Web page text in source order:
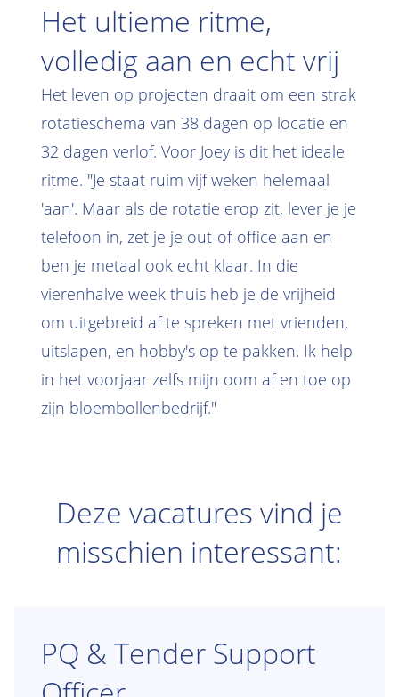
Het ultieme ritme,
volledig aan en echt vrij
Het leven op projecten draait om een strak
rotatieschema van 38 dagen op locatie en
32 dagen verlof. Voor Joey is dit het ideale
ritme. "Je staat ruim vijf weken helemaal
'aan'. Maar als de rotatie erop zit, lever je je
telefoon in, zet je je out-of-office aan en
ben je metaal ook echt klaar. In die
vierenhalve week thuis heb je de vrijheid
om uitgebreid af te spreken met vrienden,
uitslapen, en hobby's op te pakken. Ik help
in het voorjaar zelfs mijn oom af en toe op
zijn bloembollenbedrijf."
Deze vacatures vind je
misschien interessant:
PQ & Tender Support